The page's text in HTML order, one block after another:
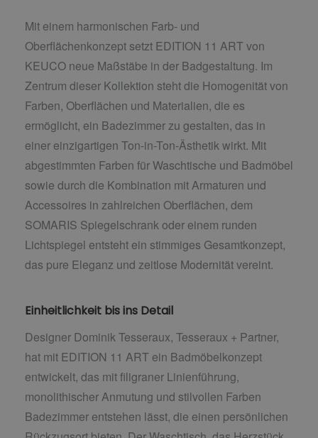
Mit einem harmonischen Farb- und
Oberflächenkonzept setzt EDITION 11 ART von
KEUCO neue Maßstäbe in der Badgestaltung. Im
Zentrum dieser Kollektion steht die Homogenität von
Farben, Oberflächen und Materialien, die es
ermöglicht, ein Badezimmer zu gestalten, das in
einer einzigartigen Ton-in-Ton-Ästhetik wirkt. Mit
abgestimmten Farben für Waschtische und Badmöbel
sowie durch die Kombination mit Armaturen und
Accessoires in zahlreichen Oberflächen, dem
SOMARIS Spiegelschrank oder einem runden
Lichtspiegel entsteht ein stimmiges Gesamtkonzept,
das pure Eleganz und zeitlose Modernität vereint.
Einheitlichkeit bis ins Detail
Designer Dominik Tesseraux, Tesseraux + Partner,
hat mit EDITION 11 ART ein Badmöbelkonzept
entwickelt, das mit filigraner Linienführung,
monolithischer Anmutung und stilvollen Farben
Badezimmer entstehen lässt, die einen persönlichen